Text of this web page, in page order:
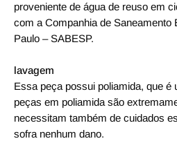
proveniente de água de reuso em
com a Companhia de Saneamento
Paulo – SABESP.
lavagem
Essa peça possui poliamida, que é
peças em poliamida são
necessitam também de cuidados
sofra nenhum dano.